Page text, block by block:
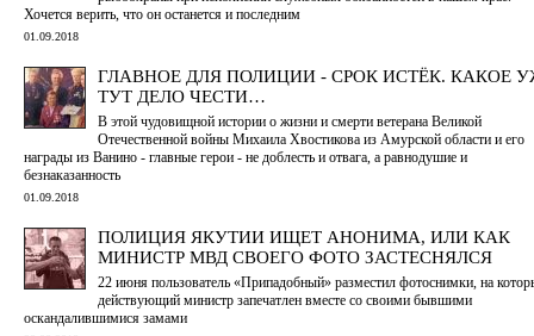
Хочется верить, что он останется и последним
01.09.2018
ГЛАВНОЕ ДЛЯ ПОЛИЦИИ - СРОК ИСТЁК. КАКОЕ
ТУТ ДЕЛО ЧЕСТИ…
В этой чудовищной истории о жизни и смерти ветерана Великой
Отечественной войны Михаила Хвостикова из Амурской области и его
награды из Ванино - главные герои - не доблесть и отвага, а равнодушие и
безнаказанность
01.09.2018
ПОЛИЦИЯ ЯКУТИИ ИЩЕТ АНОНИМА, ИЛИ КАК
МИНИСТР МВД СВОЕГО ФОТО ЗАСТЕСНЯЛСЯ
22 июня пользователь «Припадобный» разместил фотоснимки, на
действующий министр запечатлен вместе со своими бывшими
оскандалившимися замами